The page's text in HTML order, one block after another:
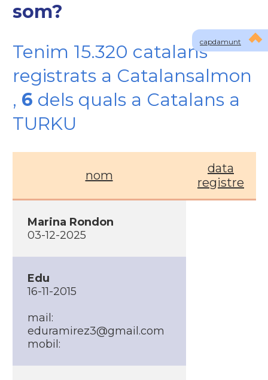
capdamunt
som?
Tenim 15.320 catalans
registrats a Catalansalmon
, 6 dels quals a Catalans a
TURKU
nom
data
registre
Marina Rondon
03-12-2025
Edu
16-11-2015
mail:
eduramirez3@gmail.com
mobil: